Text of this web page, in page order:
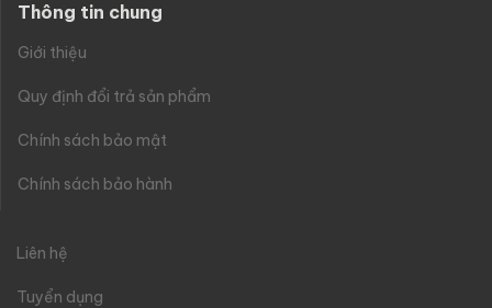
Thông tin chung
Giới thiệu
Quy định đổi trả sản phẩm
Chính sách bảo mật
Chính sách bảo hành
Liên hệ
Tuyển dụng